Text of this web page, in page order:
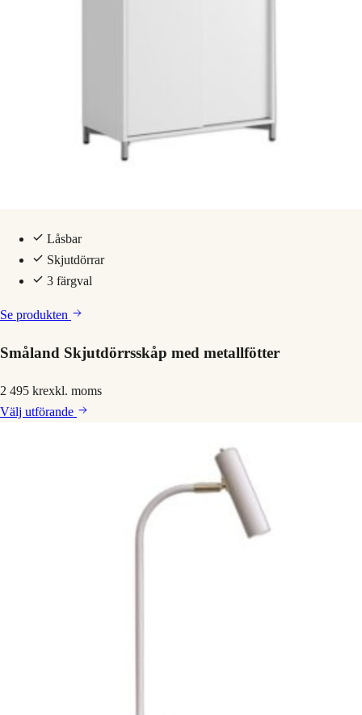
Låsbar
Skjutdörrar
3 färgval
Se produkten
Småland Skjutdörrsskåp med metallfötter
2 495 krexkl. moms
Välj utförande